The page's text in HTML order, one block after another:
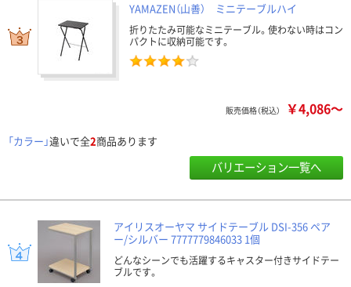
YAMAZEN（山善） ミニテーブルハイ
折りたたみ可能なミニテーブル。使わない時はコン
パクトに収納可能です。
販売価格（税込） ￥4,086～
「カラー」違いで全2商品あります
バリエーション一覧へ
アイリスオーヤマ サイドテーブル DSI-356 ペア
ー/シルバー 7777779846033 1個
どんなシーンでも活躍するキャスター付きサイドテー
ブルです。